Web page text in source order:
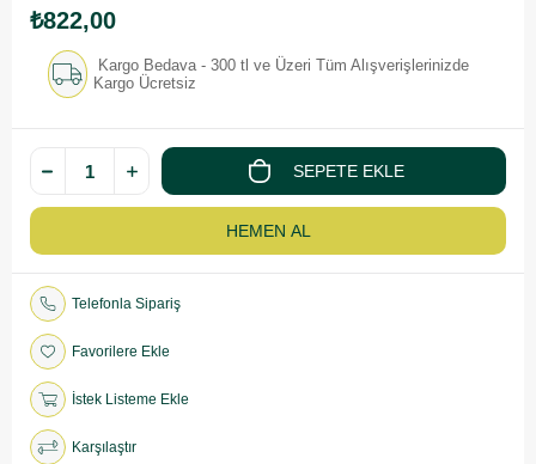
₺822,00
Kargo Bedava - 300 tl ve Üzeri Tüm Alışverişlerinizde
Kargo Ücretsiz
Telefonla Sipariş
Favorilere Ekle
İstek Listeme Ekle
Karşılaştır